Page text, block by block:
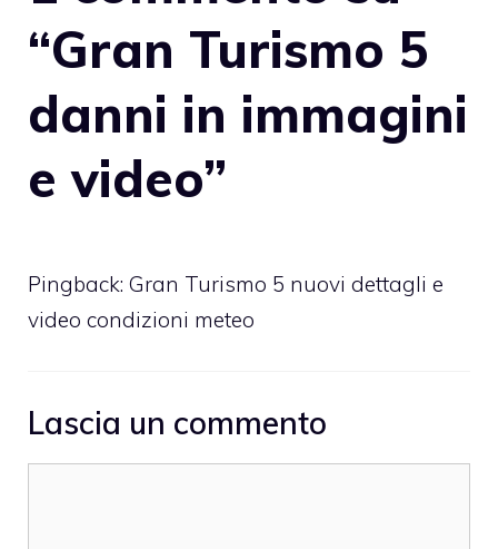
“Gran Turismo 5
danni in immagini
e video”
Pingback: Gran Turismo 5 nuovi dettagli e
video condizioni meteo
Lascia un commento